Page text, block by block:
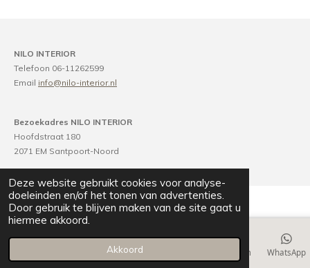
Deze website gebruikt cookies voor analyse-
doeleinden en/of het tonen van advertenties.
Door gebruik te blijven maken van de site gaat u
hiermee akkoord.
Akkoord
NILO INTERIOR
Telefoon 06-11262599
Email info@nilo-interior.nl
Bezoekadres NILO INTERIOR
Hoofdstraat 180
2071 EM Santpoort-Noord
Telefoonnummer Instagram WhatsApp